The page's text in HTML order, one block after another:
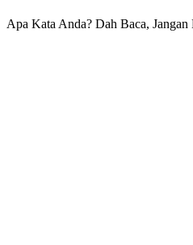
Apa Kata Anda? Dah Baca,